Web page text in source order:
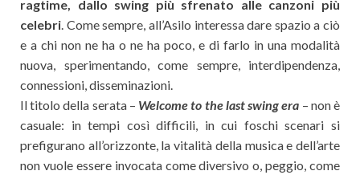
ragtime, dallo swing più sfrenato alle canzoni più
celebri. Come sempre, all’Asilo interessa dare spazio a ciò
e a chi non ne ha o ne ha poco, e di farlo in una modalità
nuova, sperimentando, come sempre, interdipendenza,
connessioni, disseminazioni.
Il titolo della serata – Welcome to the last swing era – non è
casuale: in tempi così difficili, in cui foschi scenari si
prefigurano all’orizzonte, la vitalità della musica e dell’arte
non vuole essere invocata come diversivo o, peggio, come